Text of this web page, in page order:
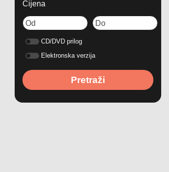
Cijena
CD/DVD prilog
Elektronska verzija
Pretraži